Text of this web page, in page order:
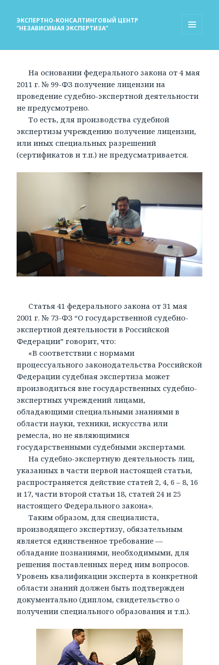
ЭКСПЕРТНО-КОНСАЛТИНГОВЫЙ ЦЕНТР
“НЕЗАВИСИМАЯ ЭКСПЕРТИЗА”
На основании федерального закона от 4 мая
2011 г. № 99-ФЗ получение лицензии на
проведение судебно-экспертной деятельности
не предусмотрено.
То есть, для производства судебной
экспертизы учреждению получение лицензии,
или иных специальных разрешений
(сертификатов и т.п.) не предусматривается.
Статья 41 федерального закона от 31 мая
2001 г. № 73-ФЗ “О государственной судебно-
экспертной деятельности в Российской
Федерации” говорит, что:
«В соответствии с нормами
процессуального законодательства Российской
Федерации судебная экспертиза может
производиться вне государственных судебно-
экспертных учреждений лицами,
обладающими специальными знаниями в
области науки, техники, искусства или
ремесла, но не являющимися
государственными судебными экспертами.
На судебно-экспертную деятельность лиц,
указанных в части первой настоящей статьи,
распространяется действие статей 2, 4, 6 – 8, 16
и 17, части второй статьи 18, статей 24 и 25
настоящего Федерального закона».
Таким образом, для специалиста,
производящего экспертизу, обязательным
является единственное требование —
обладание познаниями, необходимыми, для
решения поставленных перед ним вопросов.
Уровень квалификации эксперта в конкретной
области знаний должен быть подтвержден
документально (диплом, свидетельство о
получении специального образования и т.п.).